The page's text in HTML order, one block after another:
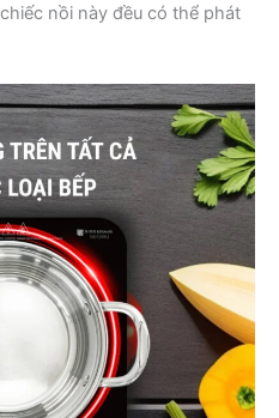
nồi này đều có thể phát